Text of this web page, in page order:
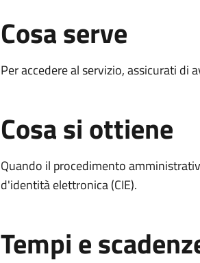
Cosa serve
Per accedere al servizio, assicurati di
Cosa si ottiene
Quando il procedimento
d'identità elettronica (CIE).
Tempi e